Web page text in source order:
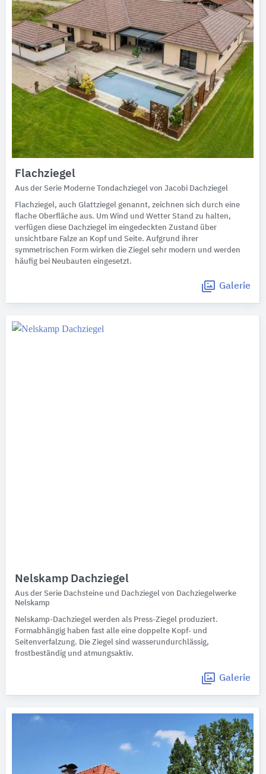
Flachziegel
Aus der Serie Moderne Tondachziegel von Jacobi Dachziegel
Flachziegel, auch Glattziegel genannt, zeichnen sich durch eine
flache Oberfläche aus. Um Wind und Wetter Stand zu halten,
verfügen diese Dachziegel im eingedeckten Zustand über
unsichtbare Falze an Kopf und Seite. Aufgrund ihrer
symmetrischen Form wirken die Ziegel sehr modern und werden
häufig bei Neubauten eingesetzt.
Galerie
Nelskamp Dachziegel
Aus der Serie Dachsteine und Dachziegel von Dachziegelwerke
Nelskamp
Nelskamp-Dachziegel werden als Press-Ziegel produziert.
Formabhängig haben fast alle eine doppelte Kopf- und
Seitenverfalzung. Die Ziegel sind wasserundurchlässig,
frostbeständig und atmungsaktiv.
Galerie